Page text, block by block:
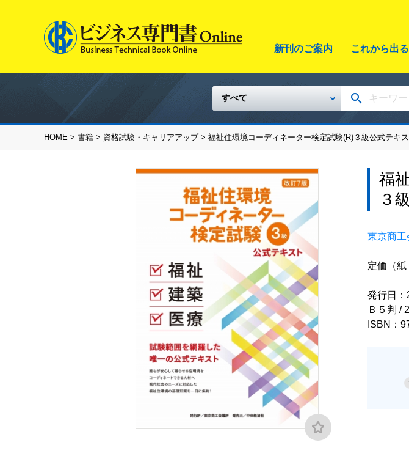
新刊のご案内 これから出
HOME > 書籍 > 資格試験・キャリアアップ> 福祉住環境コーディネーター検定試験(R)３級公式テキス
福
３
東京商工
定価（
発行日：
Ｂ５判 /
ISBN：